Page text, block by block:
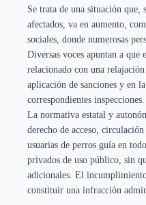
Se trata de una situación que,
afectados, va en aumento,
sociales, donde numerosas
Diversas voces apuntan a que
relacionado con una
aplicación de sanciones y en
correspondientes inspecciones.
La normativa estatal y
derecho de acceso,
usuarias de perros guía en
privados de uso público, sin
adicionales. El
constituir una infracción